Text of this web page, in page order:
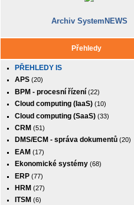
Archiv SystemNEWS
Přehledy
PŘEHLEDY IS
APS (20)
BPM - procesní řízení (22)
Cloud computing (IaaS) (10)
Cloud computing (SaaS) (33)
CRM (51)
DMS/ECM - správa dokumentů (20)
EAM (17)
Ekonomické systémy (68)
ERP (77)
HRM (27)
ITSM (6)